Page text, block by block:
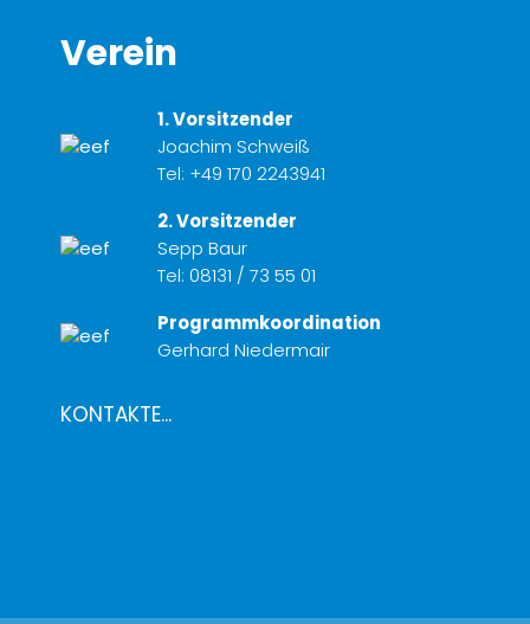
Verein
1. Vorsitzender
Joachim Schweiß
Tel: +49 170 2243941
2. Vorsitzender
Sepp Baur
Tel: 08131 / 73 55 01
Programmkoordination
Gerhard Niedermair
KONTAKTE...